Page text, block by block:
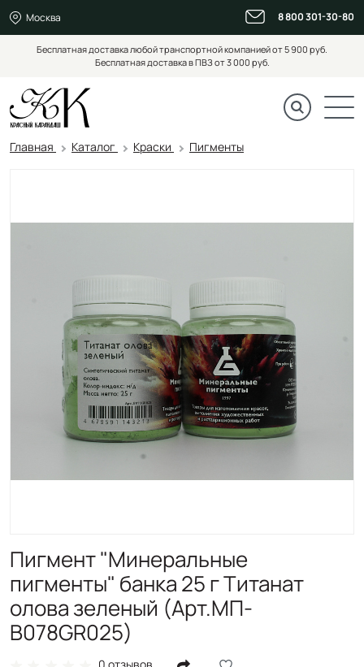
Москва 8 800 301-30-80
Бесплатная доставка любой транспортной компанией от 5 900 руб.
Бесплатная доставка в ПВЗ от 3 000 руб.
Главная Каталог Краски Пигменты
Пигмент "Минеральные
пигменты" банка 25 г Титанат
олова зеленый (Арт.МП-
B078GR025)